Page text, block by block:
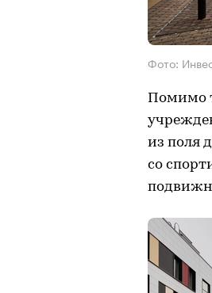
Фото:
Помимо
из поля
со